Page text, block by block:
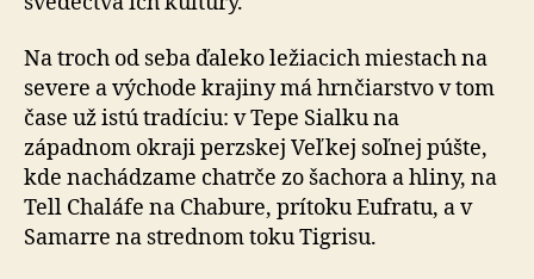
Na troch od seba ďaleko ležiacich miestach na
severe a východe krajiny má hrnčiarstvo v tom
čase už istú tradíciu: v Tepe Sialku na
západnom okraji perzskej Veľkej soľnej púšte,
kde nachádzame chatrče zo šachora a hliny, na
Tell Chaláfe na Chabure, prítoku Eufratu, a v
Samarre na strednom toku Tigrisu.